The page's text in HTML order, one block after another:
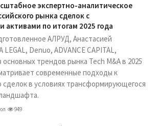
экспертно-аналитическое
рынка сделок с
активами по итогам 2025 года
АЛРУД, Анастасией
LEGAL, Denuo, ADVANCE CAPITAL,
трендов рынка Tech M&A в 2025
современные подходы к
сделок в условиях трансформирующегося
949